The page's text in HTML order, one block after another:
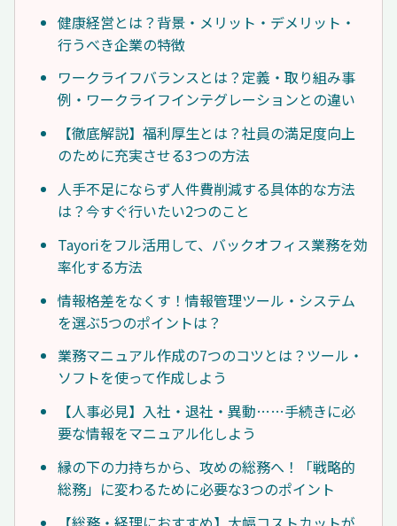
健康経営とは？背景・メリット・デメリット・
行うべき企業の特徴
ワークライフバランスとは？定義・取り組み事
例・ワークライフインテグレーションとの違い
【徹底解説】福利厚生とは？社員の満足度向上
のために充実させる3つの方法
人手不足にならず人件費削減する具体的な方法
は？今すぐ行いたい2つのこと
Tayoriをフル活用して、バックオフィス業務を効
率化する方法
情報格差をなくす！情報管理ツール・システム
を選ぶ5つのポイントは？
業務マニュアル作成の7つのコツとは？ツール・
ソフトを使って作成しよう
【人事必見】入社・退社・異動……手続きに必
要な情報をマニュアル化しよう
縁の下の力持ちから、攻めの総務へ！「戦略的
総務」に変わるために必要な3つのポイント